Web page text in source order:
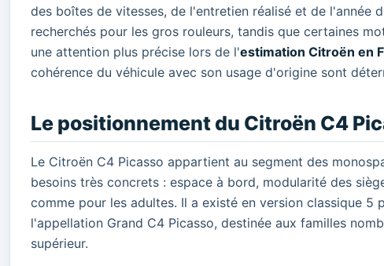
des boîtes de vitesses, de l'entretien réalisé et de
recherchés pour les gros rouleurs, tandis que certaines
une attention plus précise lors de l'estimation Citroën en
cohérence du véhicule avec son usage d'origine sont
Le positionnement du Citroën C4
Le Citroën C4 Picasso appartient au segment des
besoins très concrets : espace à bord, modularité des
comme pour les adultes. Il a existé en version classique 5
l'appellation Grand C4 Picasso, destinée aux familles
supérieur.